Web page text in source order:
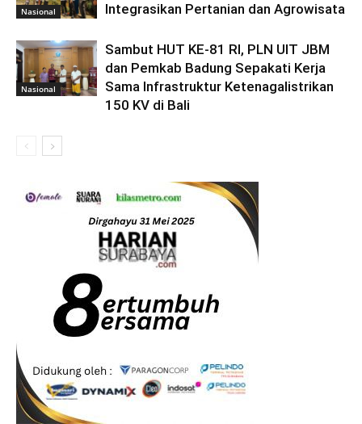
Nasional
Integrasikan Pertanian dan Agrowisata
Nasional
Sambut HUT KE-81 RI, PLN UIT JBM
dan Pemkab Badung Sepakati Kerja
Sama Infrastruktur Ketenagalistrikan
150 KV di Bali